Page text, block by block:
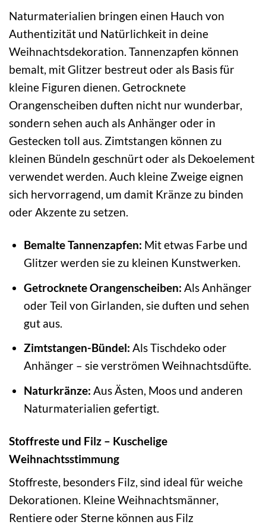
Naturmaterialien bringen einen Hauch von
Authentizität und Natürlichkeit in deine
Weihnachtsdekoration. Tannenzapfen können
bemalt, mit Glitzer bestreut oder als Basis für
kleine Figuren dienen. Getrocknete
Orangenscheiben duften nicht nur wunderbar,
sondern sehen auch als Anhänger oder in
Gestecken toll aus. Zimtstangen können zu
kleinen Bündeln geschnürt oder als Dekoelement
verwendet werden. Auch kleine Zweige eignen
sich hervorragend, um damit Kränze zu binden
oder Akzente zu setzen.
Bemalte Tannenzapfen: Mit etwas Farbe und
Glitzer werden sie zu kleinen Kunstwerken.
Getrocknete Orangenscheiben: Als Anhänger
oder Teil von Girlanden, sie duften und sehen
gut aus.
Zimtstangen-Bündel: Als Tischdeko oder
Anhänger – sie verströmen Weihnachtsdüfte.
Naturkränze: Aus Ästen, Moos und anderen
Naturmaterialien gefertigt.
Stoffreste und Filz – Kuschelige
Weihnachtsstimmung
Stoffreste, besonders Filz, sind ideal für weiche
Dekorationen. Kleine Weihnachtsmänner,
Rentiere oder Sterne können aus Filz